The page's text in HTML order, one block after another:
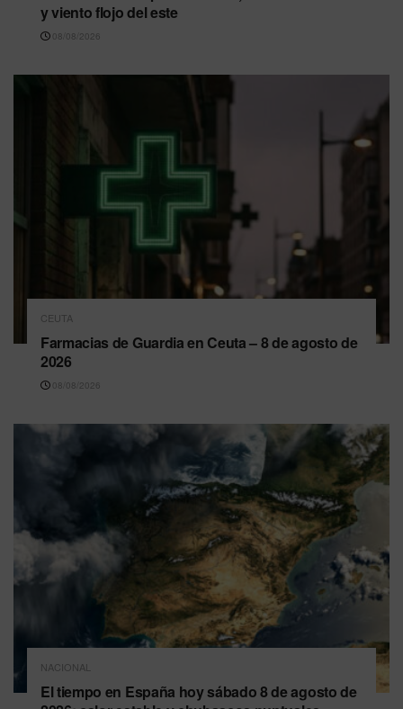
y viento flojo del este
08/08/2026
CEUTA
Farmacias de Guardia en Ceuta – 8 de agosto de
2026
08/08/2026
NACIONAL
El tiempo en España hoy sábado 8 de agosto de